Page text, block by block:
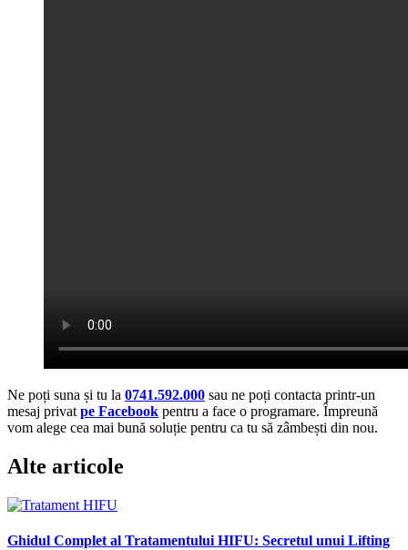
Ne poți suna și tu la 0741.592.000 sau ne poți contacta printr-un
mesaj privat pe Facebook pentru a face o programare. Împreună
vom alege cea mai bună soluție pentru ca tu să zâmbești din nou.
Alte articole
Ghidul Complet al Tratamentului HIFU: Secretul unui Lifting